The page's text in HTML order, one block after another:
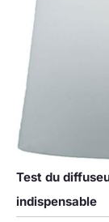
Test du
indispensable